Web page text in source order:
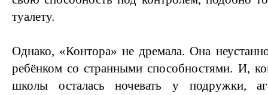
туалету.
Однако, «Контора» не дремала. Она
ребёнком со странными способностями. И,
школы осталась ночевать у подружки,